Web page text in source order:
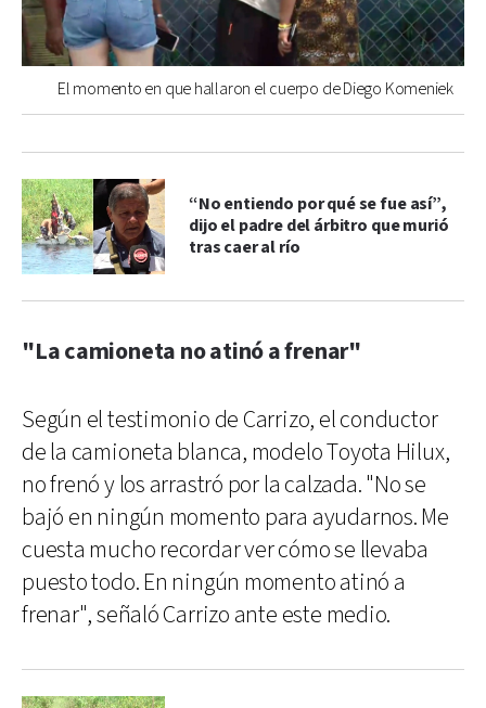
El momento en que hallaron el cuerpo de Diego Komeniek
“No entiendo por qué se fue así”,
dijo el padre del árbitro que murió
tras caer al río
"La camioneta no atinó a frenar"
Según el testimonio de Carrizo, el conductor
de la camioneta blanca, modelo Toyota Hilux,
no frenó y los arrastró por la calzada. "No se
bajó en ningún momento para ayudarnos. Me
cuesta mucho recordar ver cómo se llevaba
puesto todo. En ningún momento atinó a
frenar", señaló Carrizo ante este medio.